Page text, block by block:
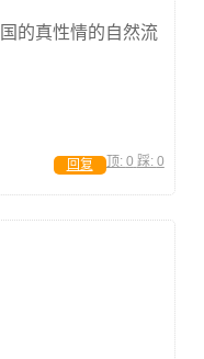
的真性情的自然流
顶: 0 踩: 0
回复